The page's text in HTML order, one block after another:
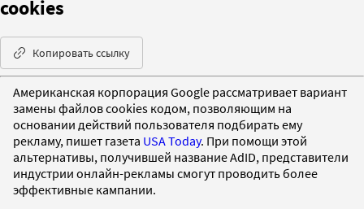
cookies
Копировать ссылку
Американская корпорация Google рассматривает вариант
замены файлов cookies кодом, позволяющим на
основании действий пользователя подбирать ему
рекламу, пишет газета USA Today. При помощи этой
альтернативы, получившей название AdID, представители
индустрии онлайн-рекламы смогут проводить более
эффективные кампании.